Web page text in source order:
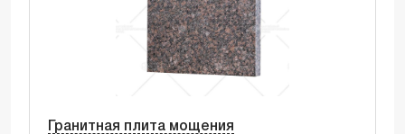
Гранитная плита мощения